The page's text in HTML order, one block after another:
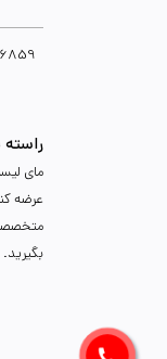
راسته
مای
عرضه
بگیرید.